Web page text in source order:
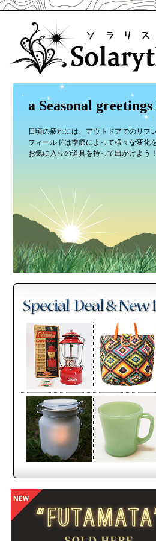
a Seasonal greetings
日頃の疲れには、アウトドアでのリフ
フィールドは季節によって様々な変化
お気に入りの道具を持って出かけよう！